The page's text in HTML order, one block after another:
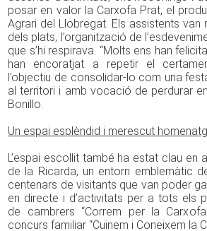
posar en valor la Carxofa Prat, el
Agrari del Llobregat. Els assistents van
dels plats, l’organització de
que s’hi respirava. “Molts ens han
han encoratjat a repetir el
l’objectiu de consolidar-lo com una
al territori i amb vocació de perdurar
Bonillo.
Un espai esplèndid i merescut
L’espai escollit també ha estat clau en
de la Ricarda, un entorn emblemàtic
centenars de visitants que van poder
en directe i d’activitats per a tots els
de cambrers “Correm per la
concurs familiar “Cuinem i Coneixem la